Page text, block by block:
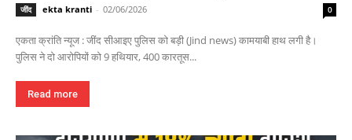
जींद ekta kranti - 02/06/2026 0
एकता क्रांति न्यूज : जींद सीआइए पुलिस को बड़ी (Jind news) कामयाबी हाथ लगी है।
पुलिस ने दो आरोपियों को 9 हथियार, 400 कारतूस...
Read more